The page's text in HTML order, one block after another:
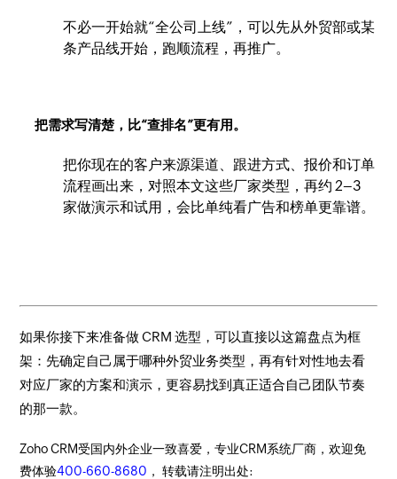
不必一开始就“全公司上线”，可以先从外贸部或某
条产品线开始，跑顺流程，再推广。
把需求写清楚，比“查排名”更有用。
把你现在的客户来源渠道、跟进方式、报价和订单
流程画出来，对照本文这些厂家类型，再约 2–3
家做演示和试用，会比单纯看广告和榜单更靠谱。
如果你接下来准备做 CRM 选型，可以直接以这篇盘点为框
架：先确定自己属于哪种外贸业务类型，再有针对性地去看
对应厂家的方案和演示，更容易找到真正适合自己团队节奏
的那一款。
Zoho CRM受国内外企业一致喜爱，专业CRM系统厂商，欢迎免
费体验400-660-8680 ， 转载请注明出处: